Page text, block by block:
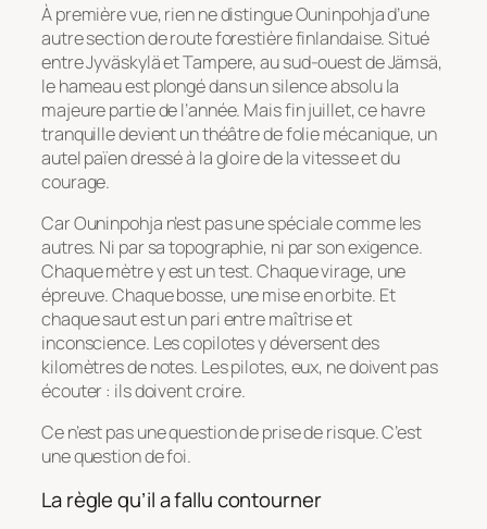
À première vue, rien ne distingue Ouninpohja d’une
autre section de route forestière finlandaise. Situé
entre Jyväskylä et Tampere, au sud-ouest de Jämsä,
le hameau est plongé dans un silence absolu la
majeure partie de l’année. Mais fin juillet, ce havre
tranquille devient un théâtre de folie mécanique, un
autel païen dressé à la gloire de la vitesse et du
courage.
Car Ouninpohja n’est pas une spéciale comme les
autres. Ni par sa topographie, ni par son exigence.
Chaque mètre y est un test. Chaque virage, une
épreuve. Chaque bosse, une mise en orbite. Et
chaque saut est un pari entre maîtrise et
inconscience. Les copilotes y déversent des
kilomètres de notes. Les pilotes, eux, ne doivent pas
écouter : ils doivent croire.
Ce n’est pas une question de prise de risque. C’est
une question de foi.
La règle qu’il a fallu contourner